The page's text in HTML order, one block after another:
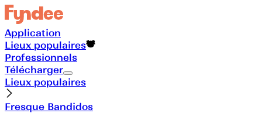
Application
Lieux populaires
Professionnels
Télécharger
Lieux populaires
Fresque Bandidos